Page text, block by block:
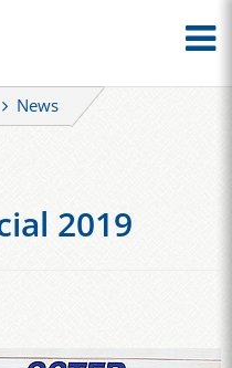
News
2019